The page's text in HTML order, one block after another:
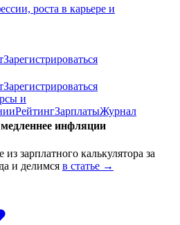
роста в карьере и
Зарегистрироваться
Зарегистрироваться
и
РейтингЗарплатыЖурнал
инфляции
зарплатного калькулятора за
и делимся в статье →